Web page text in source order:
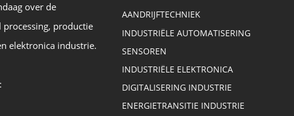
over de
productie
elektronica industrie.
AANDRIJFTECHNIEK
INDUSTRIËLE AUTOMATISERING
SENSOREN
INDUSTRIËLE ELEKTRONICA
DIGITALISERING INDUSTRIE
ENERGIETRANSITIE INDUSTRIE